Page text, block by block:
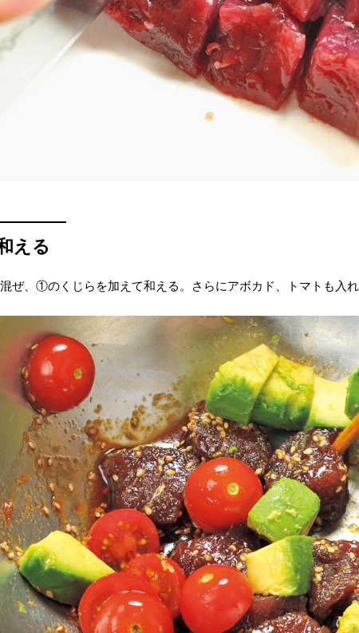
える
ぜ、①のくじらを加えて和える。さらにアボカド、トマトも入れ